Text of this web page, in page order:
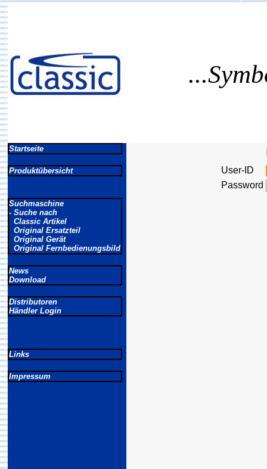
Startseite
Produktübersicht
Suchmaschine
- Suche nach
Classic Artikel
Original Ersatzteil
Original Gerät
Original Fernbedienungsbild
News
Download
Distributoren
Händler Login
Links
Impressum
User-ID
Password